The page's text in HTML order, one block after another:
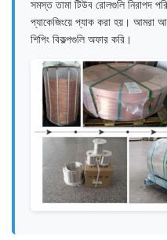
সমস্ত তামা টিউব রোলগুলি নিরাপদ
প্যাকেজিংয়ে প্যাক করা হয়। আমরা
শিপিং বিকল্পগুলি অফার করি।